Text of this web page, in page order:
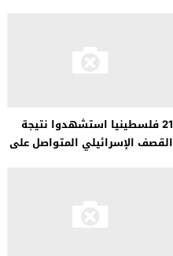
21 فلسطينيا استشهدوا نتيجة
القصف الإسرائيلي المتواصل على